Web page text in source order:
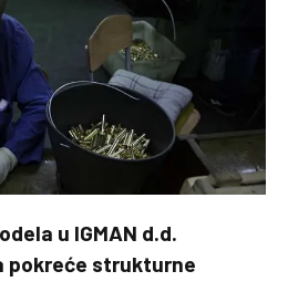
u IGMAN d.d.
pokreće strukturne